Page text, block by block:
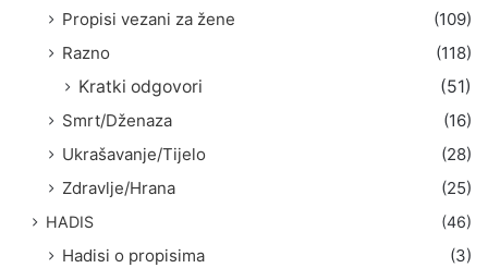
Propisi vezani za žene
(109)
Razno
(118)
Kratki odgovori
(51)
Smrt/Dženaza
(16)
Ukrašavanje/Tijelo
(28)
Zdravlje/Hrana
(25)
HADIS (46)
Hadisi o propisima
(3)